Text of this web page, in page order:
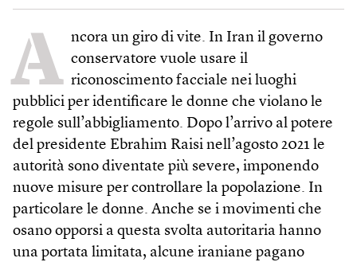
A ncora un giro di vite. In Iran il governo
conservatore vuole usare il
riconoscimento facciale nei luoghi
pubblici per identificare le donne che violano le
regole sull’abbigliamento. Dopo l’arrivo al potere
del presidente Ebrahim Raisi nell’agosto 2021 le
autorità sono diventate più severe, imponendo
nuove misure per controllare la popolazione. In
particolare le donne. Anche se i movimenti che
osano opporsi a questa svolta autoritaria hanno
una portata limitata, alcune iraniane pagano